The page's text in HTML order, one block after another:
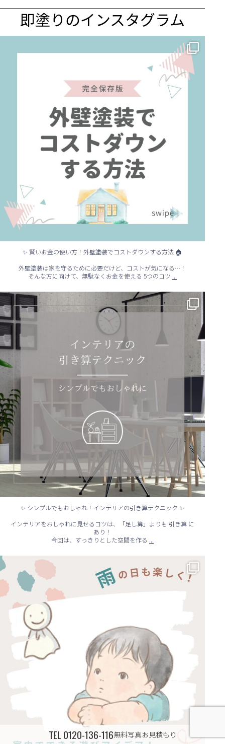
即塗りのインスタグラム
✨ 賢いお金の使い方！外壁塗装でコストダウンする方法 🏠
✨ 賢いお金の使い方！外壁塗装でコストダウンする方法 🏠
外壁塗装は家を守るために必要だけど、コストが気になる…！
そんな方に向けて、無駄なくお金を使える 5つのコツ ...
✨ シンプルでもおしゃれ！インテリアの引き算テクニック ✨
...
✨ シンプルでもおしゃれ！インテリアの引き算テクニック ✨
インテリアをおしゃれに見せるコツは、「足し算」よりも 引き算 に
あり！
今回は、すっきりとした空間を作る ...
☔ 雨の日でも快適に！室内でできる遊びアイデア 🌈
...
TEL 0120-136-116無料写真お見積もり